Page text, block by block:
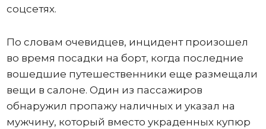
соцсетях.
По словам очевидцев, инцидент произошел
во время посадки на борт, когда последние
вошедшие путешественники еще размещали
вещи в салоне. Один из пассажиров
обнаружил пропажу наличных и указал на
мужчину, который вместо украденных купюр